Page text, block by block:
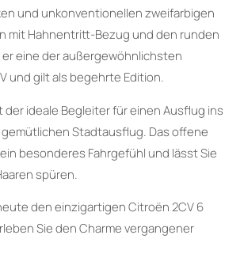
und unkonventionellen zweifarbigen
mit Hahnentritt-Bezug und den runden
eine der außergewöhnlichsten
und gilt als begehrte Edition.
der ideale Begleiter für einen Ausflug ins
Stadtausflug. Das offene
besonderes Fahrgefühl und lässt Sie
spüren.
den einzigartigen Citroën 2CV 6
Sie den Charme vergangener